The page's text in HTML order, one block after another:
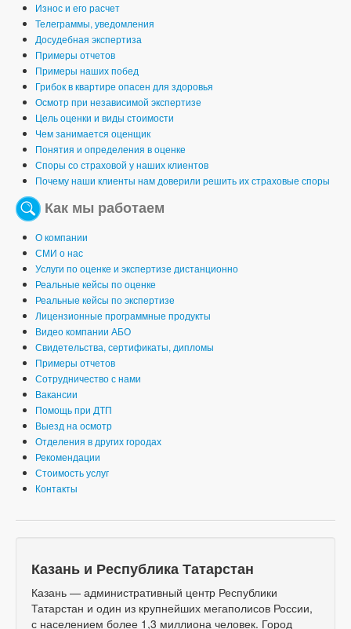
Износ и его расчет
Телеграммы, уведомления
Досудебная экспертиза
Примеры отчетов
Примеры наших побед
Грибок в квартире опасен для здоровья
Осмотр при независимой экспертизе
Цель оценки и виды стоимости
Чем занимается оценщик
Понятия и определения в оценке
Споры со страховой у наших клиентов
Почему наши клиенты нам доверили решить их страховые споры
Как мы работаем
О компании
СМИ о нас
Услуги по оценке и экспертизе дистанционно
Реальные кейсы по оценке
Реальные кейсы по экспертизе
Лицензионные программные продукты
Видео компании АБО
Свидетельства, сертификаты, дипломы
Примеры отчетов
Сотрудничество с нами
Вакансии
Помощь при ДТП
Выезд на осмотр
Отделения в других городах
Рекомендации
Стоимость услуг
Контакты
Казань и Республика Татарстан
Казань — административный центр Республики
Татарстан и один из крупнейших мегаполисов России,
с населением более 1,3 миллиона человек. Город